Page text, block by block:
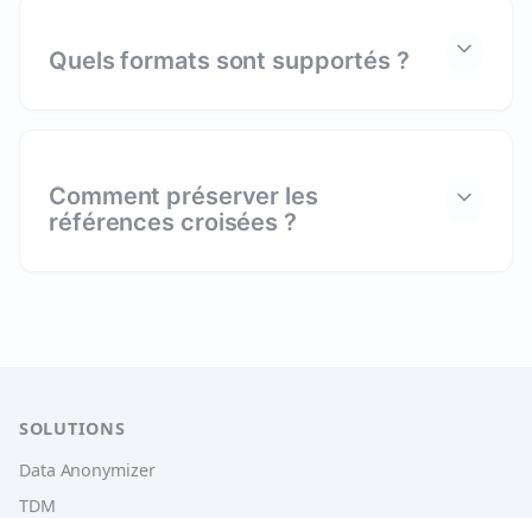
Quels formats sont supportés ?
Comment préserver les
références croisées ?
SOLUTIONS
Data Anonymizer
TDM